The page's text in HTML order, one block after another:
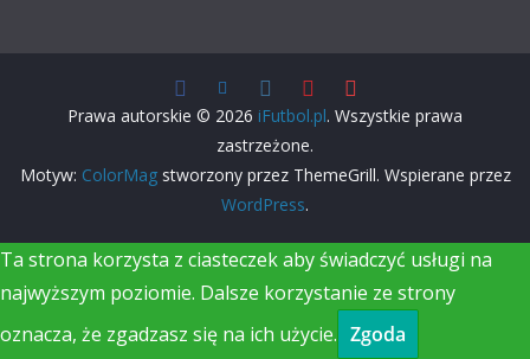
Prawa autorskie © 2026 iFutbol.pl. Wszystkie prawa
zastrzeżone.
Motyw: ColorMagstworzony przez ThemeGrill. Wspierane przez
WordPress.
Ta strona korzysta z ciasteczek aby świadczyć usługi na
najwyższym poziomie. Dalsze korzystanie ze strony
oznacza, że zgadzasz się na ich użycie. Zgoda